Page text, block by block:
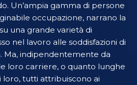
Un’ampia gamma di persone
occupazione, narrano la
una grande varietà di
nel lavoro alle soddisfazioni di
Ma, indipendentemente da
loro carriere, o quanto lunghe
loro, tutti attribuiscono ai